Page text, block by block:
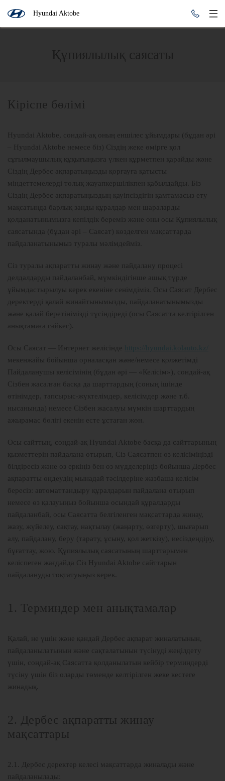
Hyundai Aktobe
Кіріспе бөлімі
Hyundai Aktobe, сондай-ақ оның еншілес ұйымдары (бұдан әрі
– Hyundai Aktobe немесе біз) Сіздің жеке өмірге қол
сұғылмаушылық құқығыңызға үлкен құрметпен қарайды және
Сіздің Дербес ақпаратыңызды қорғауға қатысты
міндеттемелерді толық жауапкершілікпен қабылдайды. Біз
Сіздің Дербес ақпаратыңыздың қауіпсіздігін қамтамасыз ету
мақсатында барлық заңды құралдар мен шараларды
қолданатынымызға кепілдік береміз және оны осы Құпиялылық
саясатында (бұдан әрі – Саясат) көзделген мақсаттарда
пайдаланатынымыз туралы мәлімдейміз.
Сіз туралы ақпаратты жинау және пайдалану процесі
делдалдарды пайдаланбай, мүмкіндігінше ашық түрде
ұйымдастырылуы керек екеніне сенімдіміз. Осы Саясат Дербес
деректерді қалай жинайтынымызды, пайдаланатынымызды
және қалай беретінімізді түсіндіреді (осы Саясатта келтірілген
анықтамаға сәйкес).
Осы Саясат — Интернет желісінде https://hyundai.kolauto.kz/
мекенжайы бойынша орналасқан және/немесе қолжетімді
Пайдаланушы келісімінің (бұдан әрі — «Келісім»), сондай-ақ
Сізбен жасалған басқа да шарттардың (соның ішінде
өтінімдер, тапсырыс-жүктелімдер, келісімдер және т.б.
нысанында) немесе Сізбен жасалуы мүмкін шарттардың
ажырамас бөлігі екенін есте ұстаған жөн.
Осы сайттың, сондай-ақ Hyundai Aktobe басқа да сайттарының
қызметтерін пайдалана отырып, Сіз Саясатпен өз келісіміңізді
білдіресіз және өз еркіңіз бен өз мүдделеріңіз бойынша Дербес
ақпаратты өңдеудің мынадай тәсілдеріне жазбаша келісім
бересіз: автоматтандыру құралдарын пайдалана отырып
немесе өз қалауыңыз бойынша осындай құралдарды
пайдаланбай, осы Саясатта белгіленген мақсаттарда жинау,
жазу, жүйелеу, сақтау, нақтылау (жаңарту, өзгерту), шығарып
алу, пайдалану, беру (тарату, ұсыну, қол жеткізу), иесіздендіру,
бұғаттау, жою. Құпиялылық саясатының шарттарымен
келіспеген жағдайда Сіз Hyundai Aktobe сайттарын
пайдалануды тоқтатуыңыз керек.
1. Терминдер мен анықтамалар
Қалай, не үшін және қандай Дербес ақпарат жиналатынын,
пайдаланылатынын және сақталатынын түсінуді жеңілдету
үшін, сондай-ақ Саясатта қолданылатын кейбір терминдерді
түсіну үшін біз оларды төменде келтірілген жеке кестеге
жинадық.
2. Дербес ақпаратты жинау
мақсаттары
2.1. Дербес деректер келесі мақсаттарда жиналады және
пайдаланылады: